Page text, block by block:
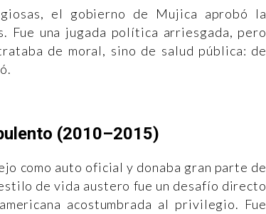
el gobierno de Mujica aprobó la
Fue una jugada política arriesgada, pero
de moral, sino de salud pública: de
(2010–2015)
como auto oficial y donaba gran parte de
de vida austero fue un desafío directo
acostumbrada al privilegio. Fue